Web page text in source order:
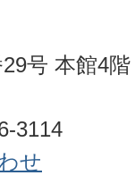
号 本館4階
3114
せ